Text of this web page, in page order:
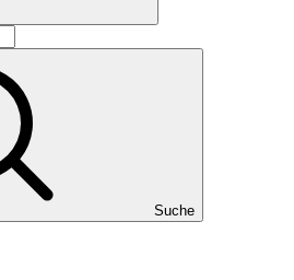
Suche